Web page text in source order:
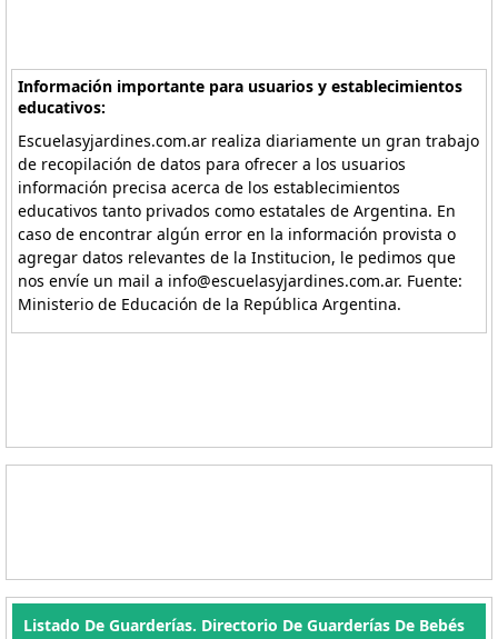
Información importante para usuarios y establecimientos
educativos:
Escuelasyjardines.com.ar realiza diariamente un gran trabajo
de recopilación de datos para ofrecer a los usuarios
información precisa acerca de los establecimientos
educativos tanto privados como estatales de Argentina. En
caso de encontrar algún error en la información provista o
agregar datos relevantes de la Institucion, le pedimos que
nos envíe un mail a info@escuelasyjardines.com.ar. Fuente:
Ministerio de Educación de la República Argentina.
Listado De Guarderías. Directorio De Guarderías De Bebés